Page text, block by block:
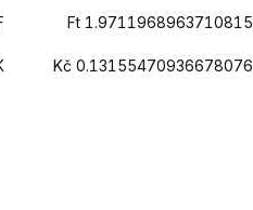
Ft 1.9711968963710815
Kč 0.13155470936678076